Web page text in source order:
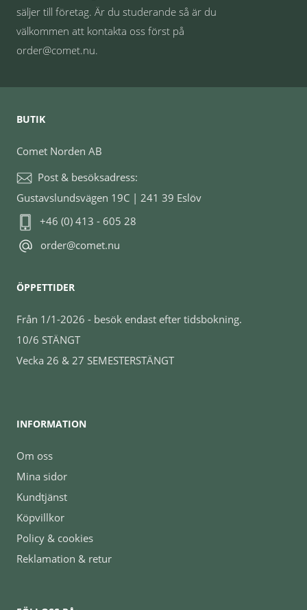
säljer till företag. Är du studerande så är du
välkommen att kontakta oss först på
order@comet.nu.
BUTIK
Comet Norden AB
Post & besöksadress:
Gustavslundsvägen 19C | 241 39 Eslöv
+46 (0) 413 - 605 28
order@comet.nu
ÖPPETTIDER
Från 1/1-2026 - besök endast efter tidsbokning.
10/6 STÄNGT
Vecka 26 & 27 SEMESTERSTÄNGT
INFORMATION
Om oss
Mina sidor
Kundtjänst
Köpvillkor
Policy & cookies
Reklamation & retur